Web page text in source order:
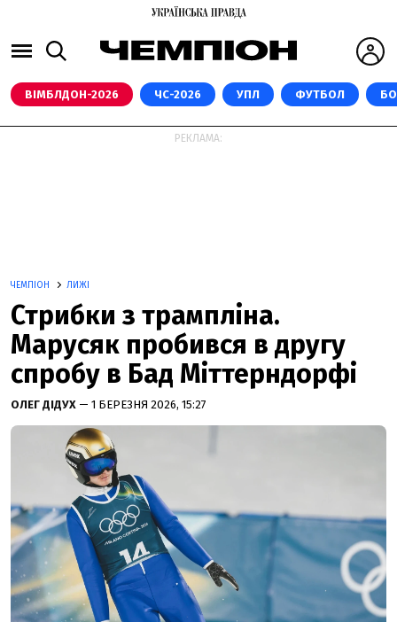
ВІМБЛДОН-2026 ЧС-2026 УПЛ ФУТБОЛ
РЕКЛАМА:
ЧЕМПІОН ЛИЖІ
Стрибки з трампліна.
Марусяк пробився в другу
спробу в Бад Міттерндорфі
ОЛЕГ ДІДУХ — 1 БЕРЕЗНЯ 2026, 15:27